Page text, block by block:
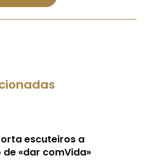
escuteiros a
«dar comVida»